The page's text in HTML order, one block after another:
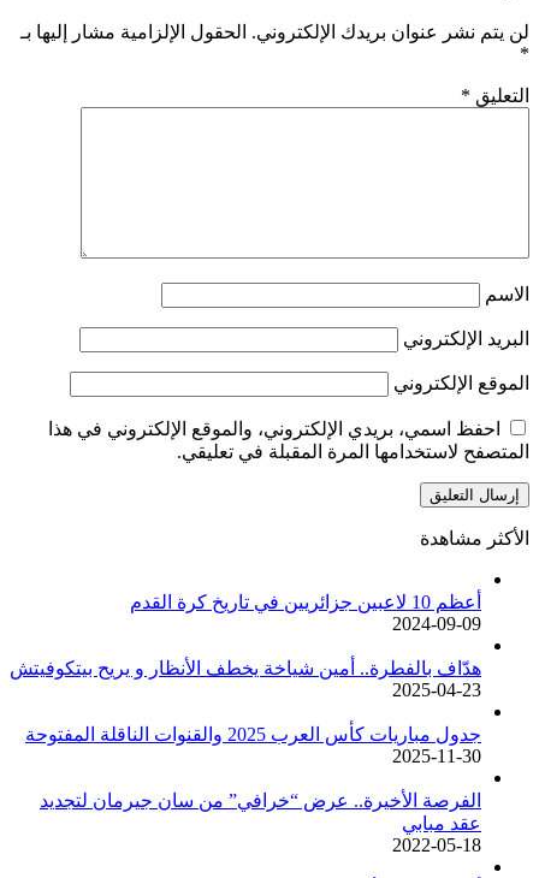
لن يتم نشر عنوان بريدك الإلكتروني. الحقول الإلزامية مشار إليها بـ
*
التعليق *
الاسم
البريد الإلكتروني
الموقع الإلكتروني
احفظ اسمي، بريدي الإلكتروني، والموقع الإلكتروني في هذا
المتصفح لاستخدامها المرة المقبلة في تعليقي.
الأكثر مشاهدة
أعظم 10 لاعبين جزائريين في تاريخ كرة القدم
2024-09-09
هدّاف بالفطرة.. أمين شياخة يخطف الأنظار و يريح بيتكوفيتش
2025-04-23
جدول مباريات كأس العرب 2025 والقنوات الناقلة المفتوحة
2025-11-30
الفرصة الأخيرة.. عرض “خرافي” من سان جيرمان لتجديد
عقد مبابي
2022-05-18